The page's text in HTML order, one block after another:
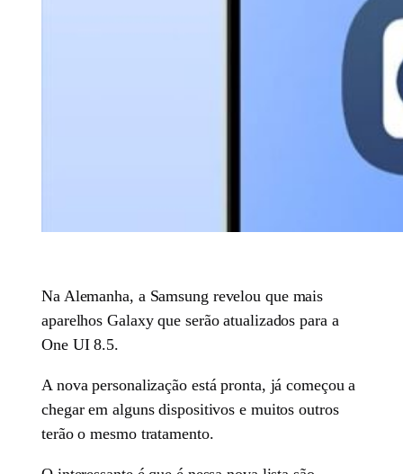
Na Alemanha, a Samsung revelou que mais
aparelhos Galaxy que serão atualizados para a
One UI 8.5.
A nova personalização está pronta, já começou a
chegar em alguns dispositivos e muitos outros
terão o mesmo tratamento.